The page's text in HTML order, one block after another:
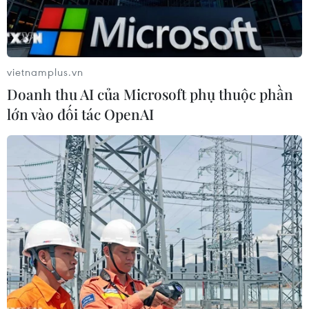
Đây là kết quả nghiên cứu của Cục phát triển
nông thôn Hàn Quốc được đăng tảitrên tờ Food
Chemistry, tạp chí hàng đầu thế giới trong lĩnh
vực khoa học thựcphẩm.
Theo kết quả phân tích trên 23 giống cải thảo tại
Hàn Quốc, cải thảo bao gồm 14loại chất chống
ung thư trong đó có Glucosinolate - một hợp
chất có khả năngchống lại các thành phần gây
độc, các chất gây ung thư hoặc chất thúc đẩy
tiếntriển của bệnh ung thư trong cơ thể.
Trong tổng số 23 giống cải thảo, giống có nhiều
hàm lượng Glucosinolate nhất làgiống mang tên
là Kkori với 14mg/g.
vietnamplus.vn
Doanh thu AI của Microsoft phụ thuộc phần
lớn vào đối tác OpenAI